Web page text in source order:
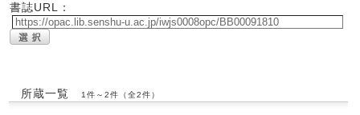
書誌URL：
所蔵一覧 1件～2件（全2件）